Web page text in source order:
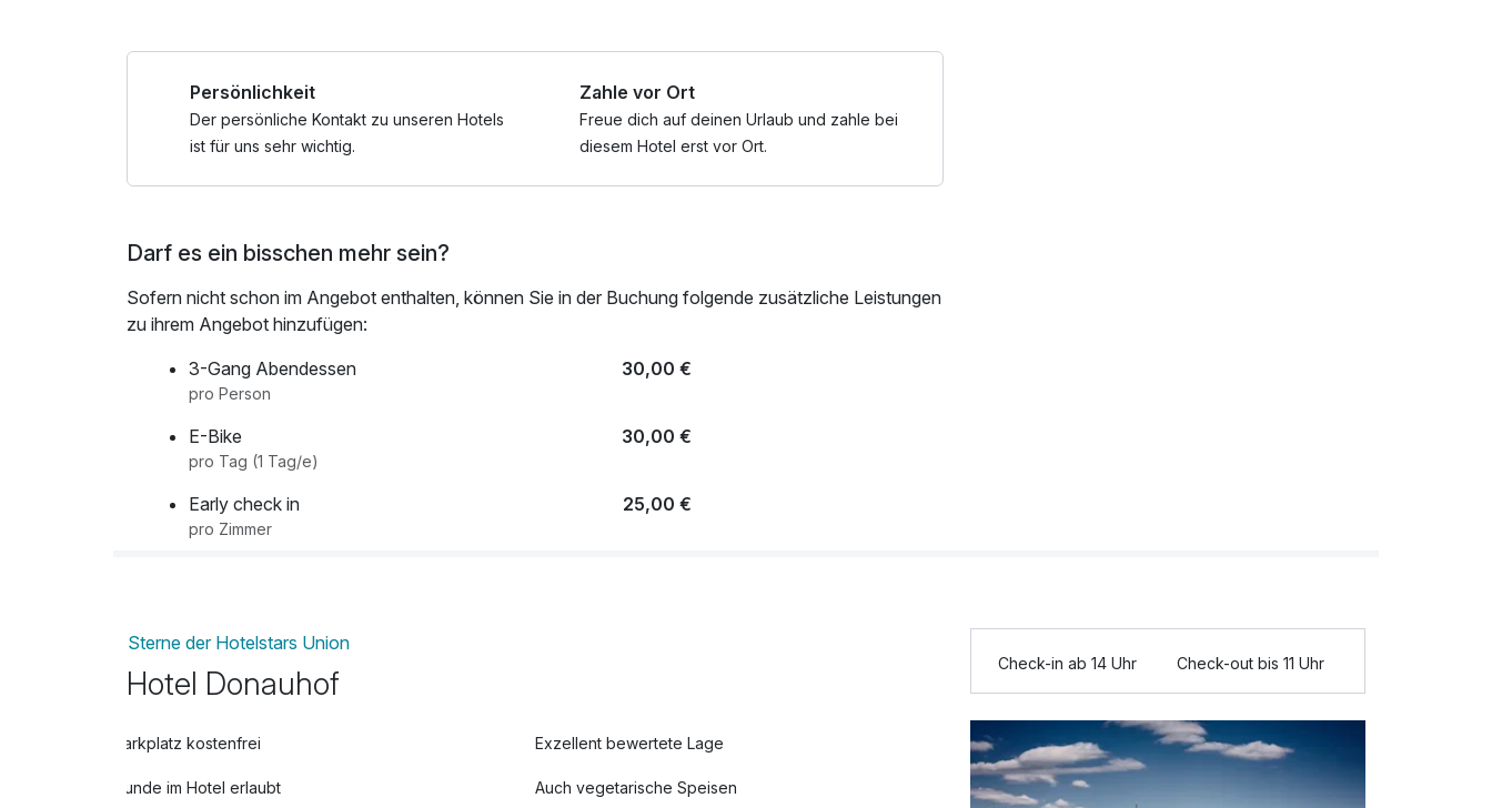
Persönlichkeit
Der persönliche Kontakt zu unseren Hotels
ist für uns sehr wichtig.
Zahle vor Ort
Freue dich auf deinen Urlaub und zahle bei
diesem Hotel erst vor Ort.
Darf es ein bisschen mehr sein?
Sofern nicht schon im Angebot enthalten, können Sie in der Buchung folgende zusätzliche Leistungen
zu ihrem Angebot hinzufügen:
3-Gang Abendessen
30,00 €
pro Person
E-Bike 30,00 €
pro Tag (1 Tag/e)
Early check in 25,00 €
pro Zimmer
Late check out
pro Zimmer
Sterne der Hotelstars Union
Hotel Donauhof
Parkplatz kostenfrei Exzellent bewertete Lage
Hunde im Hotel erlaubt Auch vegetarische Speisen
Check-in ab 14 Uhr Check-out bis 11 Uhr